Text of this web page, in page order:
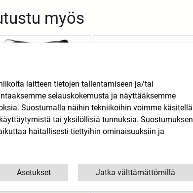
myös
KTM musta,
universal
Laakeri 6203 2RS
(pyöränlaakeri)
laitteen tietojen tallentamiseen ja/tai
selauskokemusta ja näyttääksemme
Suostumalla näihin tekniikoihin voimme käsitellä
tai yksilöllisiä tunnuksia. Suostumuksen
haitallisesti tiettyihin ominaisuuksiin ja
Asetukset Jatka välttämättömillä